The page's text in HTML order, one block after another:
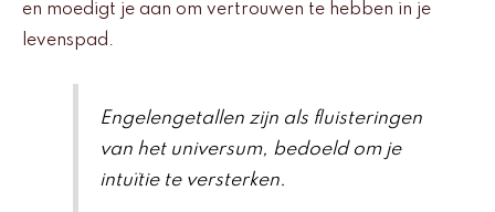
en moedigt je aan om vertrouwen te hebben in je
levenspad.
Engelengetallen zijn als fluisteringen
van het universum, bedoeld om je
intuïtie te versterken.